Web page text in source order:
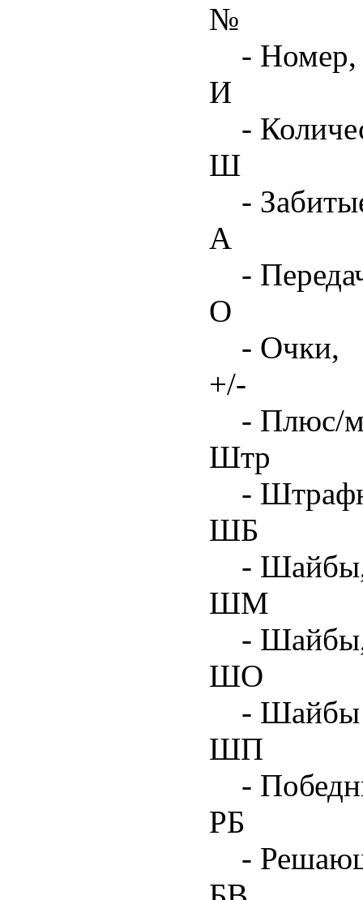
№
- Номер,
И
-
Ш
-
А
-
О
- Очки,
+/-
- Плюс/
Штр
-
ШБ
- Шайбы,
ШМ
- Шайбы,
ШО
- Шайбы
ШП
-
РБ
-